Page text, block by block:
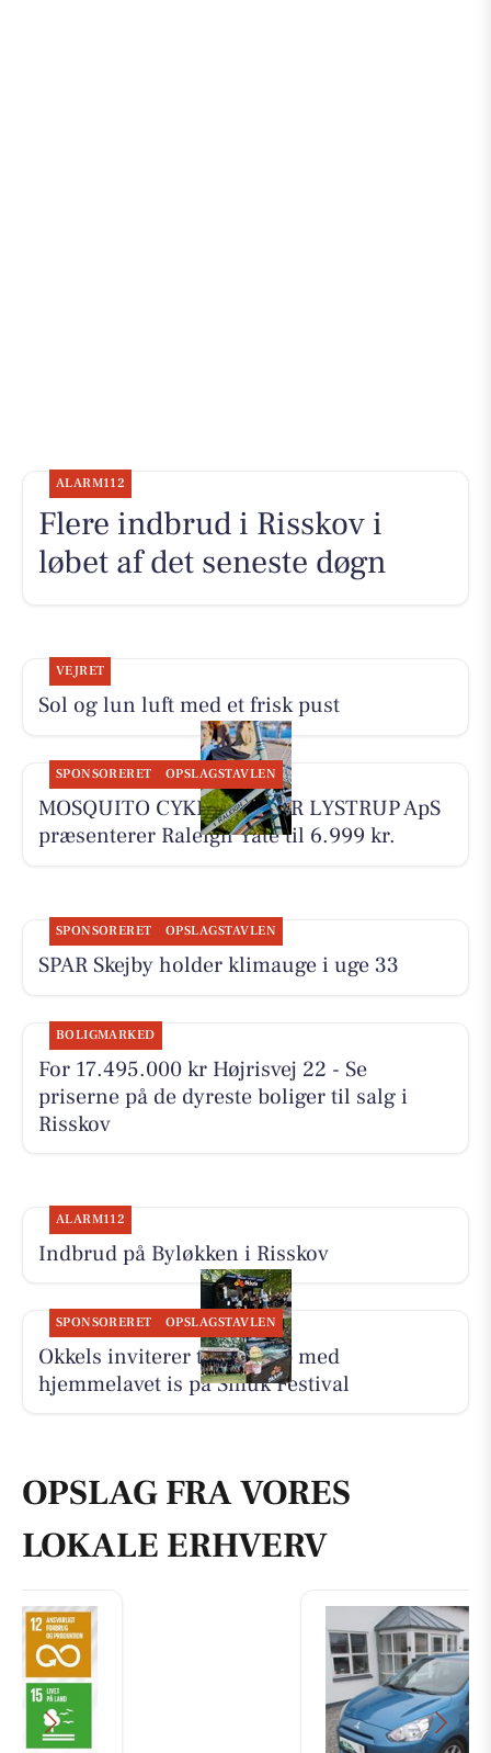
ALARM112
Flere indbrud i Risskov i
løbet af det seneste døgn
VEJRET
Sol og lun luft med et frisk pust
SPONSORERET OPSLAGSTAVLEN
MOSQUITO CYKELCENTER LYSTRUP ApS
præsenterer Raleigh Yate til 6.999 kr.
SPONSORERET OPSLAGSTAVLEN
SPAR Skejby holder klimauge i uge 33
BOLIGMARKED
For 17.495.000 kr Højrisvej 22 - Se
priserne på de dyreste boliger til salg i
Risskov
ALARM112
Indbrud på Byløkken i Risskov
SPONSORERET OPSLAGSTAVLEN
Okkels inviterer til pit stop med
hjemmelavet is på Smuk Festival
OPSLAG FRA VORES
LOKALE ERHVERV